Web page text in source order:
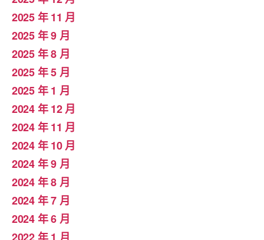
2025 年 11 月
2025 年 9 月
2025 年 8 月
2025 年 5 月
2025 年 1 月
2024 年 12 月
2024 年 11 月
2024 年 10 月
2024 年 9 月
2024 年 8 月
2024 年 7 月
2024 年 6 月